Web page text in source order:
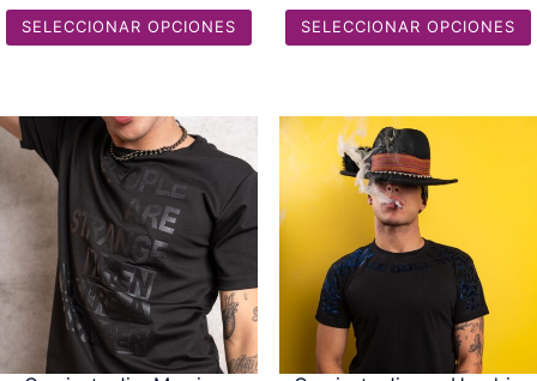
SELECCIONAR OPCIONES SELECCIONAR OPCIONES